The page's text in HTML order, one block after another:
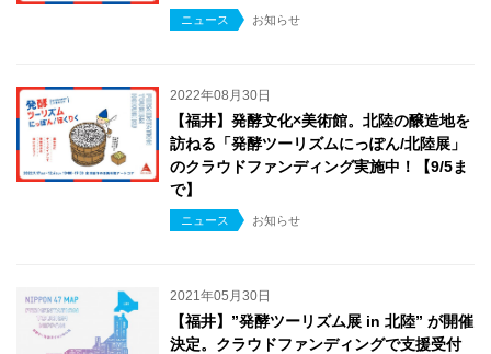
ニュース お知らせ
2022年08月30日
【福井】発酵文化×美術館。北陸の醸造地を
訪ねる「発酵ツーリズムにっぽん/北陸展」
のクラウドファンディング実施中！【9/5ま
で】
ニュース お知らせ
2021年05月30日
【福井】”発酵ツーリズム展 in 北陸” が開催
決定。クラウドファンディングで支援受付